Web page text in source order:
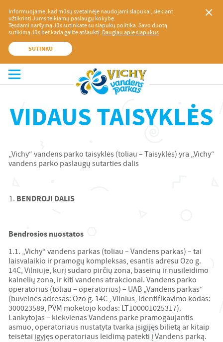
Informuojame, kad mūsų svetainėje naudojami slapukai, siekiant
užtikrinti Jums teikiamų paslaugų kokybę.
Tęsdami naršymą Jūs sutinkate su slapukų politika. Savo duotą
sutikimą Jūs bet kada galite atšaukti. Daugiau apie slapukus
SUTINKU
VIDAUS TAISYKLĖS
„Vichy“ vandens parko taisyklės (toliau – Taisyklės) yra „Vichy“
vandens parko paslaugų sutarties dalis
BENDROJI DALIS
Bendrosios nuostatos
1.1. „Vichy“ vandens parkas (toliau – Vandens parkas) – tai
laisvalaikio ir pramogų kompleksas, esantis adresu Ozo g.
14C, Vilniuje, kurį sudaro pirčių zona, baseinų ir nusileidimo
kalnelių zona, ir kiti vandens atrakcionai. Vandens parko
operatorius (toliau – operatorius) – UAB „Vandens parkas“
(buveinės adresas: Ozo g. 14C , Vilnius, identifikavimo kodas:
300023589, PVM mokėtojo kodas: LT100001025317).
Lankytojas – kiekvienas Vandens parke pramogaujantis
asmuo, operatoriaus nustatyta tvarka įsigijęs bilietą ar kitaip
teisėtai įgyjęs operatoriaus leidimą patekti į Vandens parką.